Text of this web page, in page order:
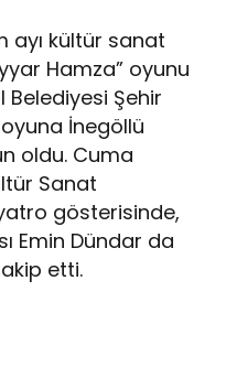
ayı kültür sanat
Hamza” oyunu
Belediyesi Şehir
İnegöllü
oldu. Cuma
Sanat
gösterisinde,
Emin Dündar da
etti.